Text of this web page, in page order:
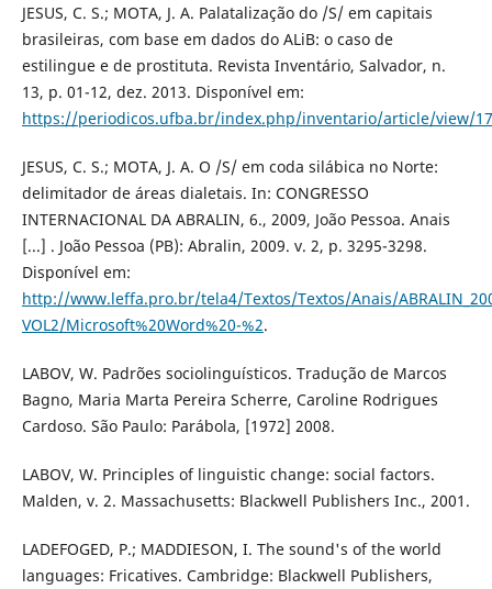
JESUS, C. S.; MOTA, J. A. Palatalização do /S/ em capitais
brasileiras, com base em dados do ALiB: o caso de
estilingue e de prostituta. Revista Inventário, Salvador, n.
13, p. 01-12, dez. 2013. Disponível em:
https://periodicos.ufba.br/index.php/inventario/article/view/
JESUS, C. S.; MOTA, J. A. O /S/ em coda silábica no Norte:
delimitador de áreas dialetais. In: CONGRESSO
INTERNACIONAL DA ABRALIN, 6., 2009, João Pessoa. Anais
[...] . João Pessoa (PB): Abralin, 2009. v. 2, p. 3295-3298.
Disponível em:
http://www.leffa.pro.br/tela4/Textos/Textos/Anais/
VOL2/Microsoft%20Word%20-%2.
LABOV, W. Padrões sociolinguísticos. Tradução de Marcos
Bagno, Maria Marta Pereira Scherre, Caroline Rodrigues
Cardoso. São Paulo: Parábola, [1972] 2008.
LABOV, W. Principles of linguistic change: social factors.
Malden, v. 2. Massachusetts: Blackwell Publishers Inc., 2001.
LADEFOGED, P.; MADDIESON, I. The sound's of the world
languages: Fricatives. Cambridge: Blackwell Publishers,